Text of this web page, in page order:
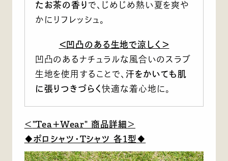
たお茶の香り で、じめじめ熱い夏を爽や
かにリフレッシュ。
＜凹凸のある生地で涼しく＞
凹凸のあるナチュラルな風合いのスラブ
生地を使用することで、 汗をかいても肌
に張りつきづらく快適な着心地に。
＜"Tea＋Wear" 商品詳細 ＞
◆ポロシャツ・Tシャツ 各1型◆